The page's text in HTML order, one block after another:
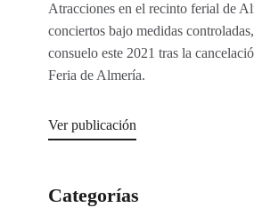
Atracciones en el recinto ferial de
conciertos bajo medidas
consuelo este 2021 tras la
Feria de Almería.
Ver publicación
Categorías